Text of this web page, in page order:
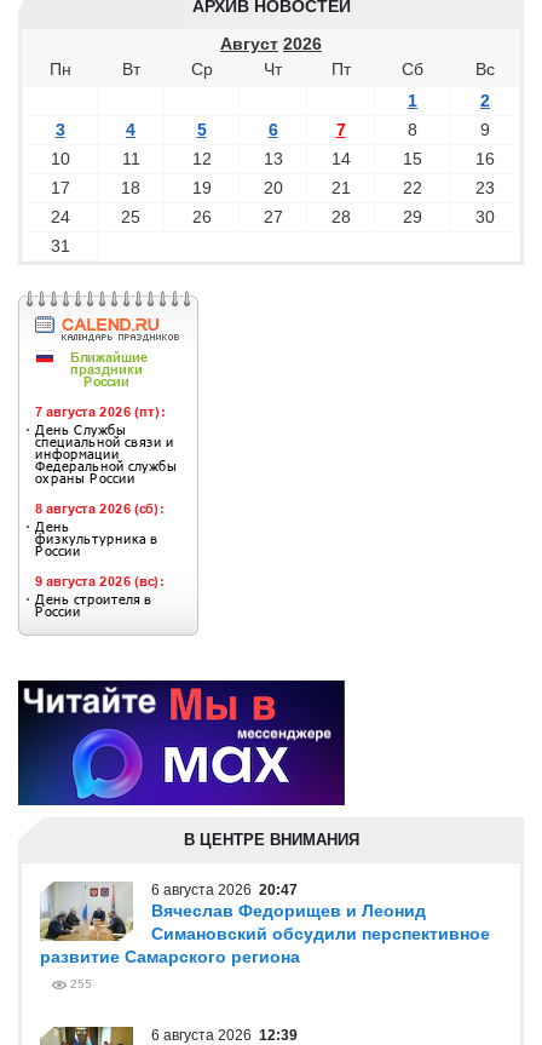
АРХИВ НОВОСТЕЙ
Август 2026
Пн
Вт Ср Чт Пт Сб
Вс
1
2
3
4 5 6 7 8
9
10
11 12 13 14 15
16
17
18 19 20 21 22
23
24
25 26 27 28 29
30
31
В ЦЕНТРЕ ВНИМАНИЯ
6 августа 2026 20:47
Вячеслав Федорищев и Леонид
Симановский обсудили перспективное
развитие Самарского региона
255
6 августа 2026 12:39